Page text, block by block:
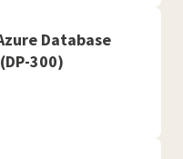
Database
300)